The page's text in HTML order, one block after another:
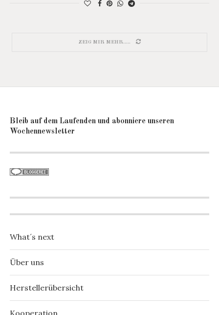
ZEIG MIR MEHR.....
Bleib auf dem Laufenden und abonniere unseren
Wochennewsletter
What´s next
Über uns
Herstellerübersicht